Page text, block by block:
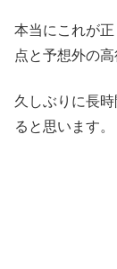
本当にこれが
点と予想外の高
久しぶりに長
ると思います。